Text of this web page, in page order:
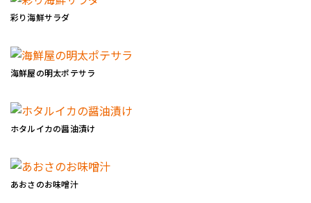
彩り海鮮サラダ
海鮮屋の明太ポテサラ
ホタルイカの醤油漬け
あおさのお味噌汁